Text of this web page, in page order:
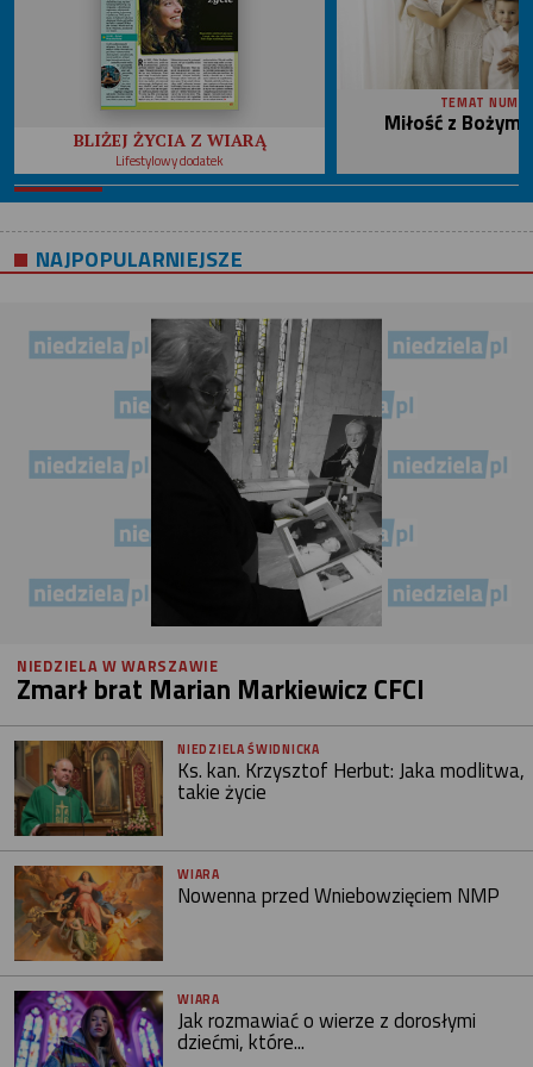
BLIŻEJ ŻYCIA Z WIARĄ
Lifestylowy dodatek
TEMAT
Miłość z
NAJPOPULARNIEJSZE
NIEDZIELA W WARSZAWIE
Zmarł brat Marian Markiewicz CFCI
NIEDZIELA ŚWIDNICKA
Ks. kan. Krzysztof Herbut: Jaka modlitwa,
takie życie
WIARA
Nowenna przed Wniebowzięciem NMP
WIARA
Jak rozmawiać o wierze z dorosłymi
dziećmi, które...